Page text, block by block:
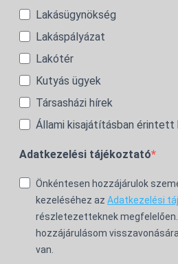
Lakásügynökség
Lakáspályázat
Lakótér
Kutyás ügyek
Társasházi hírek
Állami kisajátításban érintett
Adatkezelési tájékoztató
Önkéntesen hozzájárulok
kezeléséhez az Adatkezelési
részletezetteknek
hozzájárulásom
van.